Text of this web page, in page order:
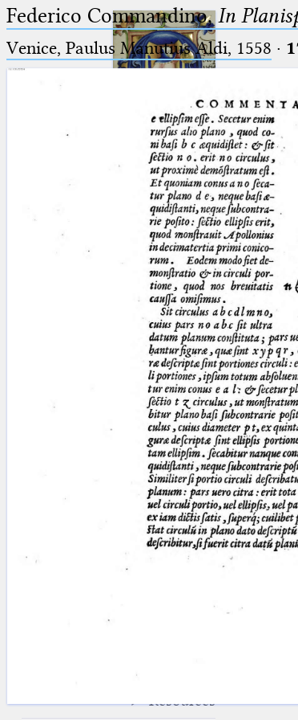
Ptolemaeus
Arabus et Latinus
(the underscore) is the placeholder
for exactly one character.
(the percent sign) is the
placeholder for no, one or more
(two percent signs) is the
placeholder for no, one or more
than one character, but not for
blank space (so that a search ends
🔎︎
Start
Project
Team
News
Jobs
Publications
Conference
Arabic Works
Arabic Manuscripts
Latin Works
Latin Manuscripts
Latin Early Prints
Resources
Federico Commandino,In
Venice, Paulus Manutius Aldi, 1558 ·